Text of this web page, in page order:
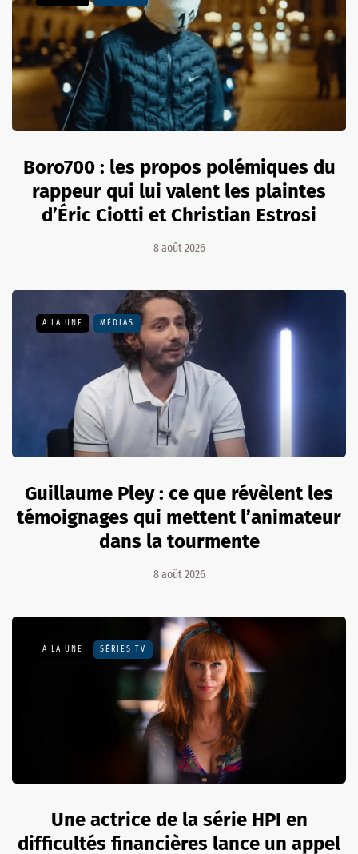
Boro700 : les propos polémiques du
rappeur qui lui valent les plaintes
d’Éric Ciotti et Christian Estrosi
8 août 2026
A LA UNE MÉDIAS
Guillaume Pley : ce que révèlent les
témoignages qui mettent l’animateur
dans la tourmente
8 août 2026
A LA UNE SÉRIES TV
Une actrice de la série HPI en
difficultés financières lance un appel